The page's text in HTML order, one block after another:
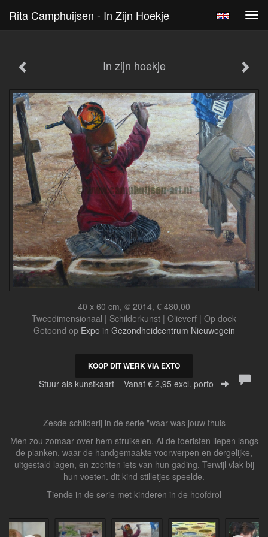
Rita Camphuijsen - In Zijn Hoekje
In zijn hoekje
40 x 60 cm, © 2014, € 480,00
Tweedimensionaal | Schilderkunst | Olieverf | Op doek
Getoond op Expo in Gezondheidcentrum Nieuwegein
KOOP DIT WERK VIA EXTO
Stuur als kunstkaart Vanaf € 2,95 excl. porto
Zesde schilderij in de serie "waar was jouw thuis
Men zou zomaar over hem struikelen. Al de toeristen liepen langs
de planken, waar de handgemaakte voorwerpen en dergelijke,
uitgestald lagen, en zochten iets van hun gading. Terwijl vlak bij
hun voeten. dit kind stilletjes speelde.
Tiende in de serie met kinderen in de hoofdrol